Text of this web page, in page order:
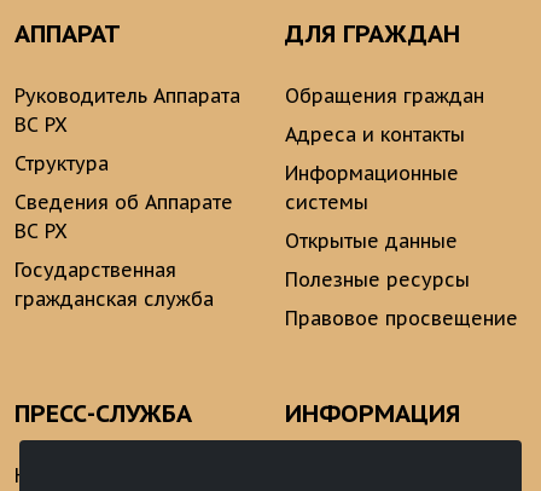
АППАРАТ
Руководитель Аппарата
ВС РХ
Структура
Сведения об Аппарате
ВС РХ
Государственная
гражданская служба
ДЛЯ ГРАЖДАН
Обращения граждан
Адреса и контакты
Информационные
системы
Открытые данные
Полезные ресурсы
Правовое просвещение
ПРЕСС-СЛУЖБА
Новости
ИНФОРМАЦИЯ